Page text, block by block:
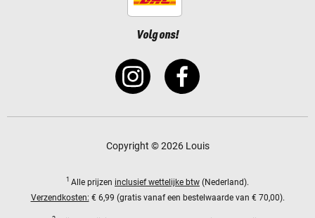
Volg ons!
Copyright © 2026 Louis
1 Alle prijzen inclusief wettelijke btw (Nederland).
Verzendkosten: € 6,99 (gratis vanaf een bestelwaarde van € 70,00).